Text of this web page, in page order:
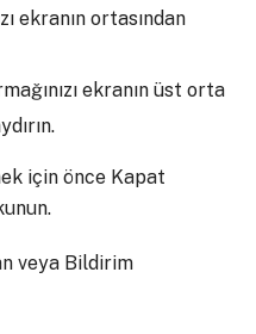
ekranın ortasından
ekranın üst orta
için önce Kapat
veya Bildirim